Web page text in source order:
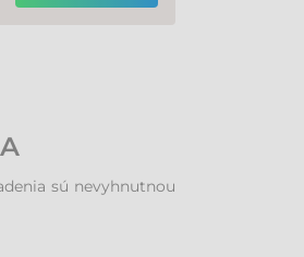
sú nevyhnutnou